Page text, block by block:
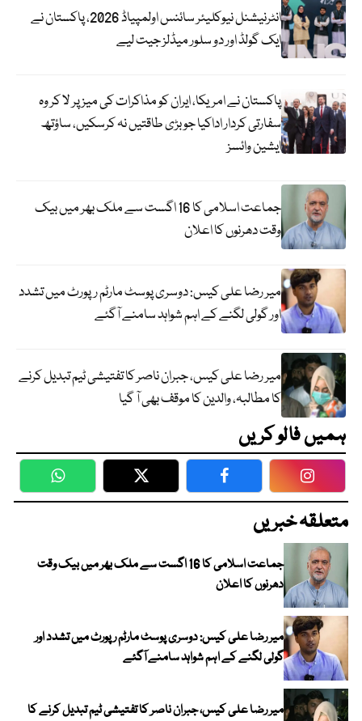
انٹرنیشنل نیوکلیئر سائنس اولمپیاڈ 2026، پاکستان نے
ایک گولڈ اور دو سلور میڈلز جیت لیے
پاکستان نے امریکا، ایران کو مذاکرات کی میز پر لا کر وہ
سفارتی کردار اداکیا جو بڑی طاقتیں نہ کرسکیں، ساؤتھ
ایشین وائسز
جماعت اسلامی کا 16 اگست سے ملک بھر میں بیک
وقت دھرنوں کا اعلان
میر رضا علی کیس: دوسری پوسٹ مارٹم رپورٹ میں تشدد
اور گولی لگنے کے اہم شواہد سامنے آگئے
میر رضا علی کیس، جبران ناصر کا تفتیشی ٹیم تبدیل کرنے
کا مطالبہ، والدین کا موقف بھی آ گیا
ہمیں فالو کریں
WhatsApp Twitter Facebook
متعلقہ خبریں
جماعت اسلامی کا 16 اگست سے ملک بھر میں بیک وقت
دھرنوں کا اعلان
میر رضا علی کیس: دوسری پوسٹ مارٹم رپورٹ میں تشدد اور
گولی لگنے کے اہم شواہد سامنے آگئے
میر رضا علی کیس، جبران ناصر کا تفتیشی ٹیم تبدیل کرنے کا